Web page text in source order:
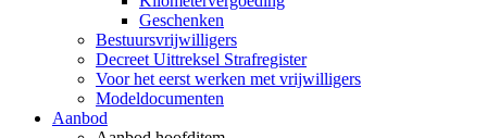
Geschenken
Bestuursvrijwilligers
Decreet Uittreksel Strafregister
Voor het eerst werken met vrijwilligers
Modeldocumenten
Aanbod